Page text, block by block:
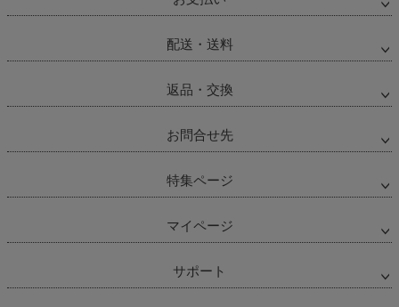
配送・送料
返品・交換
お問合せ先
特集ページ
マイページ
サポート